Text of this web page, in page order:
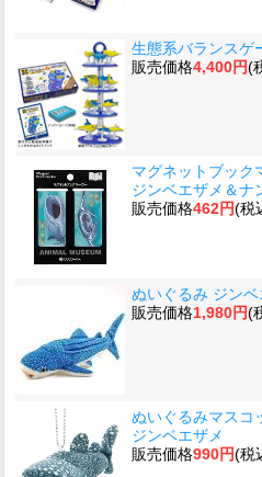
生態系バランスゲ
販売価格4,400円(
マグネットブック
ジンベエザメ＆ナ
販売価格462円(税
ぬいぐるみ ジン
販売価格1,980円(
ぬいぐるみマスコ
ジンベエザメ
販売価格990円(税